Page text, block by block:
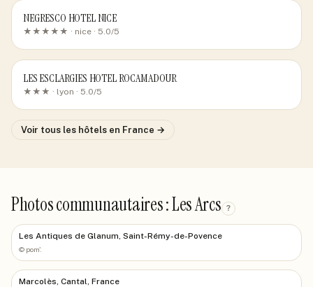
NEGRESCO HOTEL NICE
★★★★★ · nice · 5.0/5
LES ESCLARGIES HOTEL ROCAMADOUR
★★★ · lyon · 5.0/5
Voir tous les hôtels en France →
Photos communautaires : Les Arcs ?
Les Antiques de Glanum, Saint-Rémy-de-Povence
© pom'.
Marcolès, Cantal, France